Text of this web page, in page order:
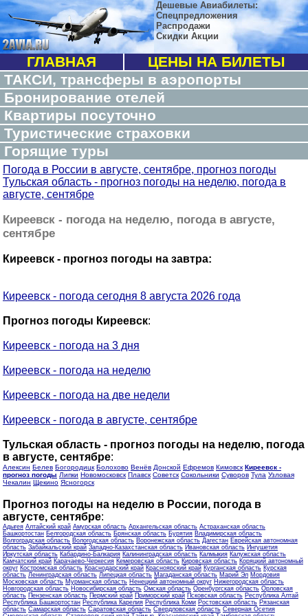
Дешевые Авиабилеты:
Спецпредложения
Распродажи
Скидки Акции
ГЛАВНАЯ
ЦЕНЫ НА БИЛЕТЫ
ТАКСИ, трансферы в аэропорты
Бронирование отелей
Квартиры посуточно
Туристические страховки
Горящие туры
Погода в России в августе, сентябре, прогноз погоды
Тульская область - прогноз погоды на неделю, погода в
августе, сентябре
Киреевск - погода на неделю, погода в августе,
сентябре
Киреевск - прогноз погоды на завтра:
Киреевск - погода сегодня 8 августа 2026 года
Прогноз погоды Киреевск:
Киреевск - погода на 3 дня
Киреевск - погода на неделю
Киреевск - погода на две недели
Киреевск - погода в августе, сентябре
Тульская область - прогноз погоды на неделю, погода
в августе, сентябре:
Алексин Белев Богородицк Болохово Венёв Донской Ефремов Кимовск Киреевск -
прогноз погоды Липки Новомосковск Плавск Советск Сокольники Суворов Тула Узловая
Чекалин Щекино Ясногорск
Прогноз погоды на неделю в России, погода в
августе, сентябре:
Адыгея Алтайский край Амурская область Архангельская область Астраханская область
Башкортостан Белгородская область Брянская область Бурятия Владимирская область
Волгоградская область Вологодская область Воронежская область Дагестан Еврейская автономная
область Забайкальский край Западно-Казахстанская область Ивановская область Ингушетия
Иркутская область Кабардино-Балкария Калининградская область Калмыкия Калужская область
Камчатский край Карачаево-Черкесия Кемеровская область Кировская область Коряцкий автономный
округ Костромская область Краснодарский край Красноярский край Курганская область Курская
область Ленинградская область Липецкая область Магаданская область Марий Эл Мордовия
Московская область Мурманская область Ненецкий автономный округ Нижегородская область
Новгородская область Новосибирская область Омская область Оренбургская область Орловская
область Пензенская область Пермский край Приморский край Псковская область Республика Алтай
Республика Башкортостан Республика Карелия Республика Коми Ростовская область Рязанская
область Самарская область Саратовская область Свердловская область Северная Осетия